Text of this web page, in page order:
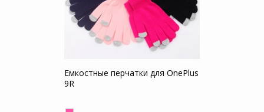
Емкостные перчатки для OnePlus
9R